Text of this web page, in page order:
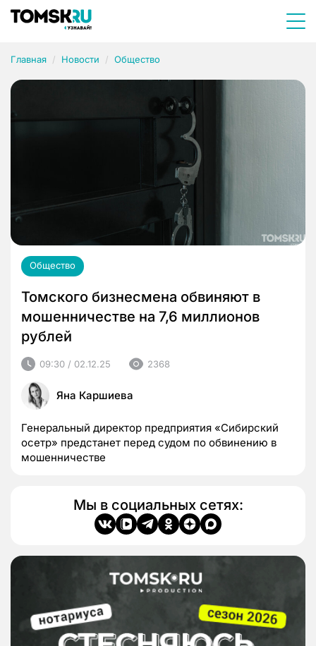
Главная Новости Общество
Общество
Томского бизнесмена обвиняют в
мошенничестве на 7,6 миллионов
рублей
09:30 / 02.12.25 2368
Яна Каршиева
Генеральный директор предприятия «Сибирский
осетр» предстанет перед судом по обвинению в
мошенничестве
Мы в социальных сетях: